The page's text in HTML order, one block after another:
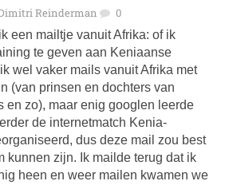
Reinderman 0
een mailtje vanuit Afrika: of ik
te geven aan Keniaanse
wel vaker mails vanuit Afrika met
(van prinsen en dochters van
en zo), maar enig googlen leerde
de internetmatch Kenia-
dus deze mail zou best
kunnen zijn. Ik mailde terug dat ik
heen en weer mailen kwamen we